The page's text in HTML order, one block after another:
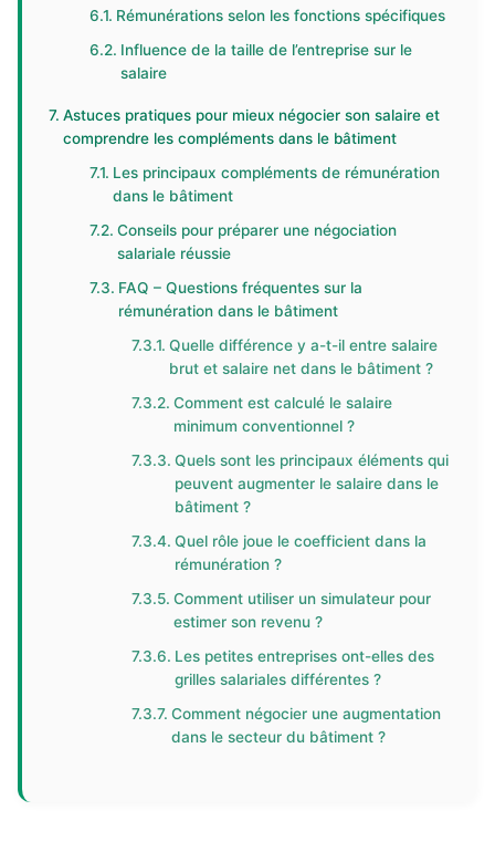
Rémunérations selon les fonctions spécifiques
Influence de la taille de l’entreprise sur le
salaire
Astuces pratiques pour mieux négocier son salaire et
comprendre les compléments dans le bâtiment
Les principaux compléments de rémunération
dans le bâtiment
Conseils pour préparer une négociation
salariale réussie
FAQ – Questions fréquentes sur la
rémunération dans le bâtiment
Quelle différence y a-t-il entre salaire
brut et salaire net dans le bâtiment ?
Comment est calculé le salaire
minimum conventionnel ?
Quels sont les principaux éléments qui
peuvent augmenter le salaire dans le
bâtiment ?
Quel rôle joue le coefficient dans la
rémunération ?
Comment utiliser un simulateur pour
estimer son revenu ?
Les petites entreprises ont-elles des
grilles salariales différentes ?
Comment négocier une augmentation
dans le secteur du bâtiment ?